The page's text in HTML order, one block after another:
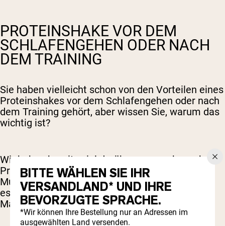
PROTEINSHAKE VOR DEM
SCHLAFENGEHEN ODER NACH
DEM TRAINING
Sie haben vielleicht schon von den Vorteilen eines
Proteinshakes vor dem Schlafengehen oder nach
dem Training gehört, aber wissen Sie, warum das
wichtig ist?
Wir haben bereits viel darüber gesprochen, aber
Protein ist einer der Haupttreiber für
Muskelwachstum und -reparatur – Sie brauchen
es ständig, egal ob es aus einer ausgewogenen
Mahlzeit oder einem Proteinshake stammt.
BITTE WÄHLEN SIE IHR
VERSANDLAND* UND IHRE
BEVORZUGTE SPRACHE.
*Wir können Ihre Bestellung nur an Adressen im
ausgewählten Land versenden.